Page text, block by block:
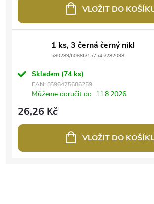
VLOŽIT DO
1 ks, 3 černá černý nikl
580289/60886/157545/282098
Skladem (74 ks)
EAN: 8596475686259
Můžeme doručit do 11.8.2026
26,26 Kč
VLOŽIT DO